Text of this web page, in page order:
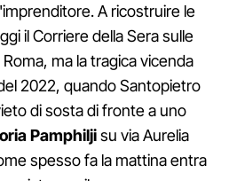
A ricostruire le
il Corriere della Sera sulle
ma la tragica vicenda
2022, quando Santopietro
di sosta di fronte a uno
Pamphiljisu via Aurelia
spesso fa la mattina entra